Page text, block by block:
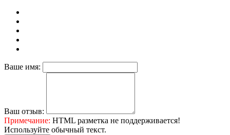
Ваше имя:
Ваш отзыв:
Примечание: HTML разметка не поддерживается!
Используйте обычный текст.